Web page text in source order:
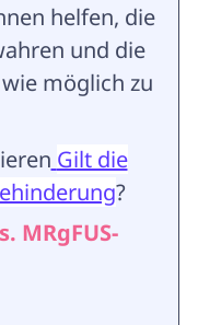
helfen, die
und die
möglich zu
Gilt die
?
MRgFUS-